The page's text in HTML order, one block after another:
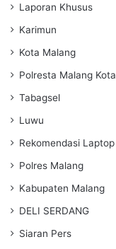
Laporan Khusus
Karimun
Kota Malang
Polresta Malang Kota
Tabagsel
Luwu
Rekomendasi Laptop
Polres Malang
Kabupaten Malang
DELI SERDANG
Siaran Pers